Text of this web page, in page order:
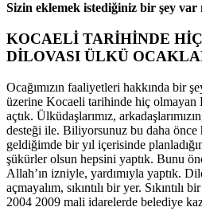
Sizin eklemek istediğiniz bir şey var
KOCAELİ TARİHİNDE
DİLOVASI ÜLKÜ
Ocağımızın faaliyetleri hakkında bir
üzerine Kocaeli tarihinde hiç olmayan
açtık. Ülküdaşlarımız,
desteği ile. Biliyorsunuz bu daha
geldiğimde bir yıl içerisinde
şükürler olsun hepsini yaptık. Bunu
Allah’ın izniyle, yardımıyla yaptık.
açmayalım, sıkıntılı bir yer. Sıkıntılı
2004 2009 mali idarelerde belediye